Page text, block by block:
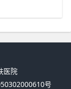
医院
号